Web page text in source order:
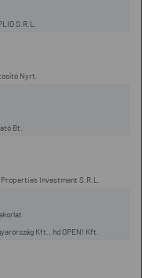
S.R.L.
Nyrt.
Bt.
Investment S.R.L.
Kft., hd OPEN! Kft.